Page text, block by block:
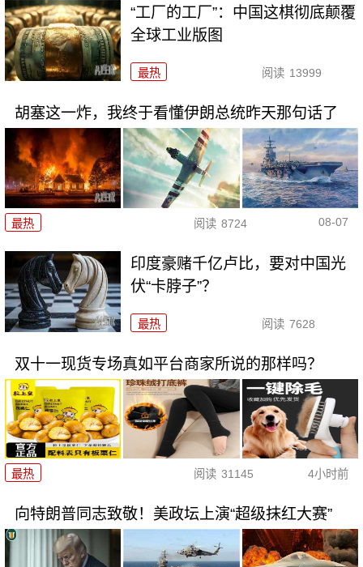
“工厂的工厂”：中国这棋彻底颠覆
全球工业版图
最热 阅读 13999
胡塞这一炸，我终于看懂伊朗总统昨天那句话了
最热 阅读 8724 08-07
印度豪赌千亿卢比，要对中国光
伏“卡脖子”？
最热 阅读 7628
双十一现货专场真如平台商家所说的那样吗？
最热 阅读 31145 4小时前
向特朗普同志致敬！美政坛上演“超级抹红大赛”